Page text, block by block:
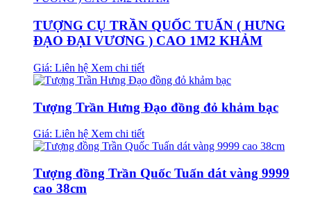
TƯỢNG CỤ TRẦN QUỐC TUẤN ( HƯNG
ĐẠO ĐẠI VƯƠNG ) CAO 1M2 KHẢM
Giá: Liên hệ Xem chi tiết
Tượng Trần Hưng Đạo đồng đỏ khảm bạc
Giá: Liên hệ Xem chi tiết
Tượng đồng Trần Quốc Tuấn dát vàng 9999
cao 38cm